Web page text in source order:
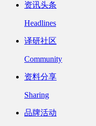
资讯头条
Headlines
译研社区
Community
资料分享
Sharing
品牌活动